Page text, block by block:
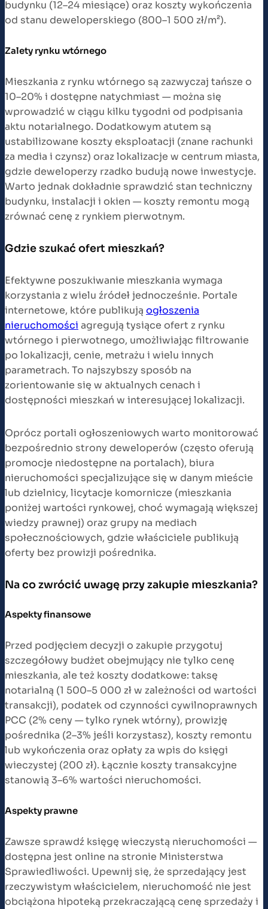
budynku (12–24 miesiące) oraz koszty wykończenia
od stanu deweloperskiego (800–1 500 zł/m²).
Zalety rynku wtórnego
Mieszkania z rynku wtórnego są zazwyczaj tańsze o
10–20% i dostępne natychmiast — można się
wprowadzić w ciągu kilku tygodni od podpisania
aktu notarialnego. Dodatkowym atutem są
ustabilizowane koszty eksploatacji (znane rachunki
za media i czynsz) oraz lokalizacje w centrum miasta,
gdzie deweloperzy rzadko budują nowe inwestycje.
Warto jednak dokładnie sprawdzić stan techniczny
budynku, instalacji i okien — koszty remontu mogą
zrównać cenę z rynkiem pierwotnym.
Gdzie szukać ofert mieszkań?
Efektywne poszukiwanie mieszkania wymaga
korzystania z wielu źródeł jednocześnie. Portale
internetowe, które publikują ogłoszenia
nieruchomości agregują tysiące ofert z rynku
wtórnego i pierwotnego, umożliwiając filtrowanie
po lokalizacji, cenie, metrażu i wielu innych
parametrach. To najszybszy sposób na
zorientowanie się w aktualnych cenach i
dostępności mieszkań w interesującej lokalizacji.
Oprócz portali ogłoszeniowych warto monitorować
bezpośrednio strony deweloperów (często oferują
promocje niedostępne na portalach), biura
nieruchomości specjalizujące się w danym mieście
lub dzielnicy, licytacje komornicze (mieszkania
poniżej wartości rynkowej, choć wymagają większej
wiedzy prawnej) oraz grupy na mediach
społecznościowych, gdzie właściciele publikują
oferty bez prowizji pośrednika.
Na co zwrócić uwagę przy zakupie mieszkania?
Aspekty finansowe
Przed podjęciem decyzji o zakupie przygotuj
szczegółowy budżet obejmujący nie tylko cenę
mieszkania, ale też koszty dodatkowe: taksę
notarialną (1 500–5 000 zł w zależności od wartości
transakcji), podatek od czynności cywilnoprawnych
PCC (2% ceny — tylko rynek wtórny), prowizję
pośrednika (2–3% jeśli korzystasz), koszty remontu
lub wykończenia oraz opłaty za wpis do księgi
wieczystej (200 zł). Łącznie koszty transakcyjne
stanowią 3–6% wartości nieruchomości.
Aspekty prawne
Zawsze sprawdź księgę wieczystą nieruchomości —
dostępna jest online na stronie Ministerstwa
Sprawiedliwości. Upewnij się, że sprzedający jest
rzeczywistym właścicielem, nieruchomość nie jest
obciążona hipoteką przekraczającą cenę sprzedaży i